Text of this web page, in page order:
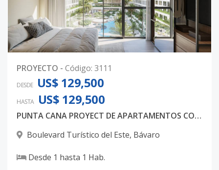
PROYECTO - Código: 3111
DESDE US$ 129,500
HASTA US$ 129,500
PUNTA CANA PROYECT DE APARTAMENTOS CONCEPTO SOLO ADULTOS APARTAMENTOS DESDE USD125,900 SINGLE1 FASE 2
Boulevard Turístico del Este, Bávaro
Desde 1 hasta 1 Hab.